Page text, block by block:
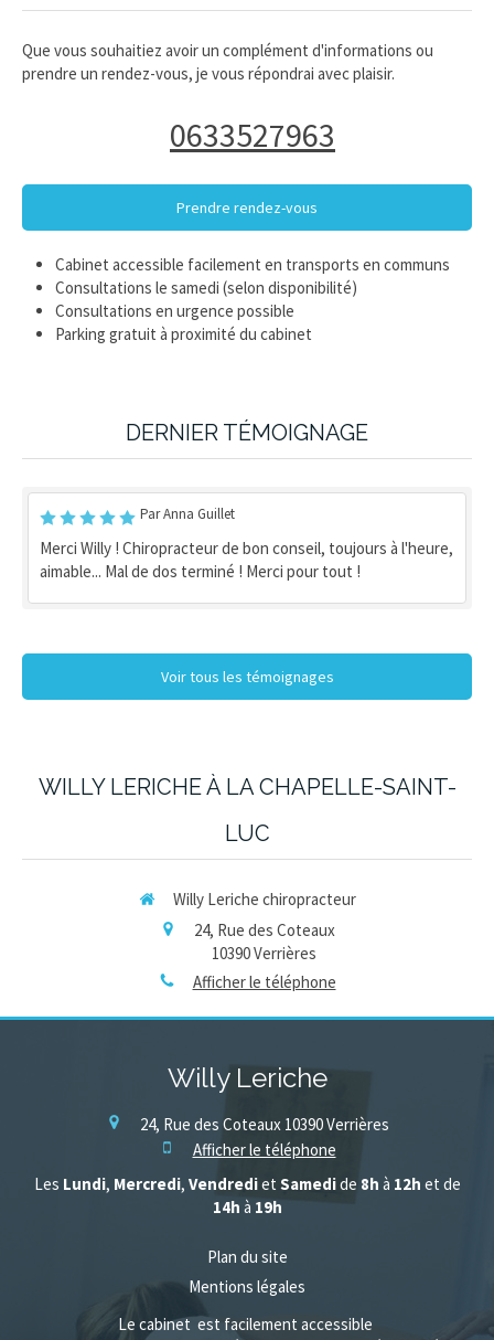
Que vous souhaitiez avoir un complément d'informations ou
prendre un rendez-vous, je vous répondrai avec plaisir.
0633527963
Prendre rendez-vous
Cabinet accessible facilement en transports en communs
Consultations le samedi (selon disponibilité)
Consultations en urgence possible
Parking gratuit à proximité du cabinet
DERNIER TÉMOIGNAGE
Par Anna Guillet
Merci Willy ! Chiropracteur de bon conseil, toujours à l'heure,
aimable... Mal de dos terminé ! Merci pour tout !
Voir tous les témoignages
WILLY LERICHE À LA CHAPELLE-SAINT-
LUC
Willy Leriche chiropracteur
24, Rue des Coteaux
10390Verrières
Afficher le téléphone
Willy Leriche
24, Rue des Coteaux 10390Verrières
Afficher le téléphone
Les Lundi, Mercredi, Vendrediet Samedide 8h à 12h et de
14h à 19h
Plan du site
Mentions légales
Le cabinet est facilement accessible